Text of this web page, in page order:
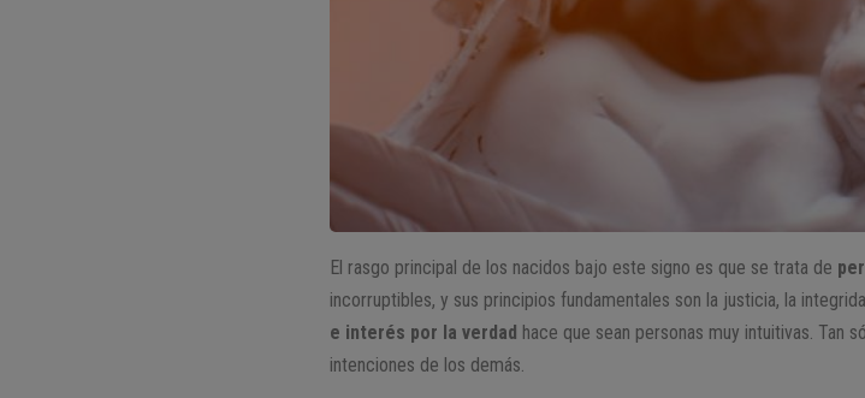
El rasgo principal de los nacidos bajo este signo es que se trata de
incorruptibles, y sus principios fundamentales son la justicia, la
e interés por la verdad hace que sean personas muy intuitivas. Tan
intenciones de los demás.